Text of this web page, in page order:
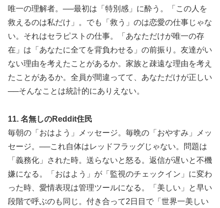
唯一の理解者。──最初は「特別感」に酔う。「この人を
救えるのは私だけ」。でも「救う」のは恋愛の仕事じゃな
い。それはセラピストの仕事。「あなただけが唯一の存
在」は「あなたに全てを背負わせる」の前振り。友達がい
ない理由を考えたことがあるか。家族と疎遠な理由を考え
たことがあるか。全員が間違ってて、あなただけが正しい
──そんなことは統計的にありえない。
11. 名無しのReddit住民
毎朝の「おはよう」メッセージ。毎晩の「おやすみ」メッ
セージ。──これ自体はレッドフラッグじゃない。問題は
「義務化」された時。送らないと怒る。返信が遅いと不機
嫌になる。「おはよう」が「監視のチェックイン」に変わ
った時、愛情表現は管理ツールになる。「美しい」と早い
段階で呼ぶのも同じ。付き合って2日目で「世界一美しい